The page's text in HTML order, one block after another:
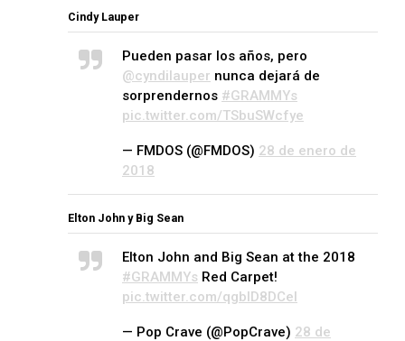
Cindy Lauper
Pueden pasar los años, pero
@cyndilauper nunca dejará de
sorprendernos #GRAMMYs
pic.twitter.com/TSbuSWcfye
— FMDOS (@FMDOS) 28 de enero de
2018
Elton John y Big Sean
Elton John and Big Sean at the 2018
#GRAMMYs Red Carpet!
pic.twitter.com/qgblD8DCel
— Pop Crave (@PopCrave) 28 de